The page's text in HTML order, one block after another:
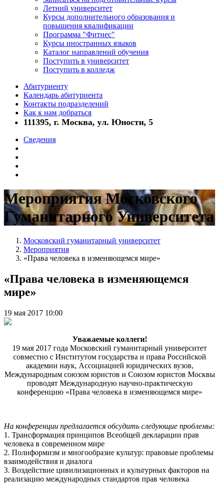
Летний университет
Курсы дополнительного образования и
повышения квалификации
Программа "Фитнес"
Курсы иностранных языков
Каталог направлений обучения
Поступить в университет
Поступить в колледж
Абитуриенту
Календарь абитуриента
Контакты подразделений
Как к нам добраться
111395, г. Москва, ул. Юности, 5
Сведения
Мероприятия Московского
Гуманитарного Университета
Московский гуманитарный университет
Мероприятия
«Права человека в изменяющемся мире»
«Права человека в изменяющемся
мире»
19 мая 2017 10:00
Уважаемые коллеги!
19 мая 2017 года Московский гуманитарный университет
совместно с Институтом государства и права Российской
академии наук, Ассоциацией юридических вузов,
Международным союзом юристов и Союзом юристов Москвы
проводят Международную научно-практическую
конференцию «Права человека в изменяющемся мире»
На конференции предлагается обсудить следующие проблемы:
1. Трансформация принципов Всеобщей декларации прав
человека в современном мире
2. Полиформизм и многообразие культур: правовые проблемы
взаимодействия и диалога
3. Воздействие цивилизационных и культурных факторов на
реализацию международных стандартов прав человека